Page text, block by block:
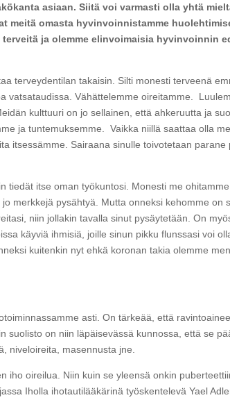
asiaan. Siitä voi varmasti olla yhtä
meitä omasta hyvinvoinnistamme
ja olemme elinvoimaisia hyvinvoinnin
terveydentilan takaisin. Silti monesti terveenä
vatsataudissa. Vähättelemme oireitamme.
kulttuuri on jo sellainen, että ahkeruutta ja
ja tuntemuksemme. Vaikka niillä saattaa olla
itsessämme. Sairaana sinulle toivotetaan parane
itse oman työkuntosi. Monesti me
merkkejä pysähtyä. Mutta onneksi kehomme on
niin jollakin tavalla sinut pysäytetään. On
käyviä ihmisiä, joille sinun pikku flunssasi voi
kuitenkin nyt ehkä koronan takia olemme
asti. On tärkeää, että
on niin läpäisevässä kunnossa, että se
niveloireita, masennusta jne.
oireilua. Niin kuin se yleensä onkin
Iholla ihotautilääkärinä työskentelevä Yael